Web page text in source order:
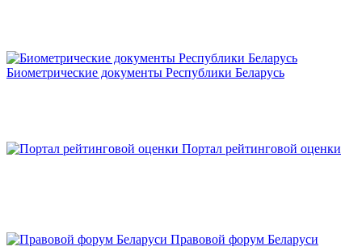
Биометрические документы Республики Беларусь
Портал рейтинговой оценки
Правовой форум Беларуси